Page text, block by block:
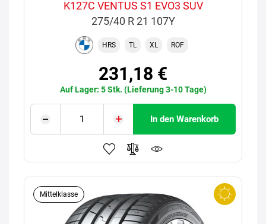
K127C VENTUS S1 EVO3 SUV
275/40 R 21 107Y
HRS TL XL ROF
231,18 €
Auf Lager: 5 Stk. (Lieferung 3-10 Tage)
In den Warenkorb
Mittelklasse